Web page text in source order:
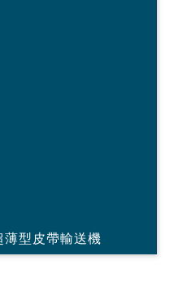
型皮帶輸送機